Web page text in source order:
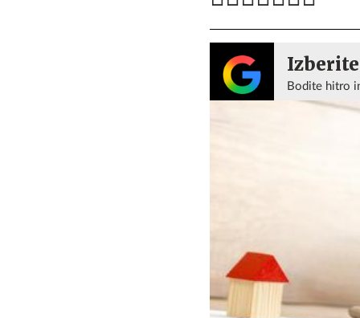
Bodite hitro